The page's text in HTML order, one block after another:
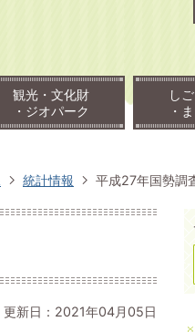
観光・文化財
・ジオパーク
し
・
統計情報 平成27年国勢調
更新日：2021年04月05日